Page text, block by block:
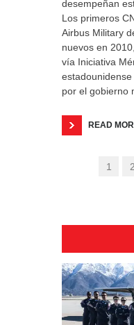
desempeñan
Los primeros
Airbus Military
nuevos en
vía Iniciativa
por el gobierno
READ
1 2